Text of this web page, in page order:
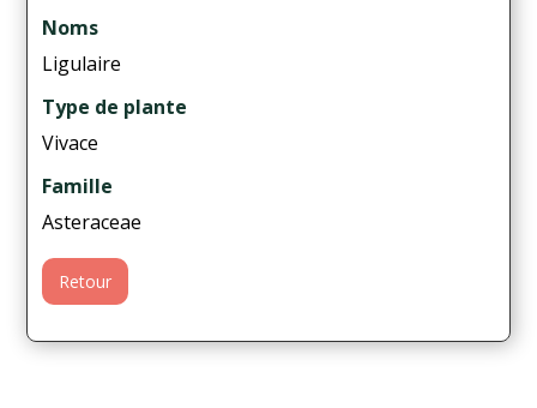
Noms
Ligulaire
Type de plante
Vivace
Famille
Asteraceae
Retour